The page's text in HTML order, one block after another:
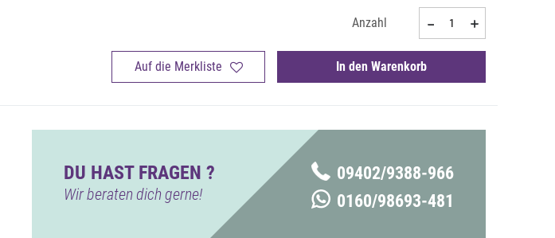
Anzahl
Auf die Merkliste In den Warenkorb
DU HAST FRAGEN ?
Wir beraten dich gerne!
09402/9388-966
0160/98693-481